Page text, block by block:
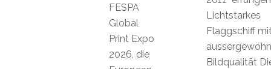
Lichtstarkes
Flaggschiff
Bildqualität
FESPA
Global
Print Expo
2026, die